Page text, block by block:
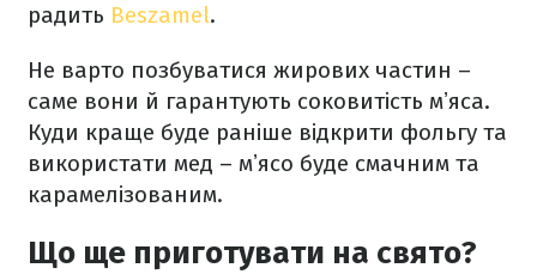
радить Beszamel.
Не варто позбуватися жирових частин –
саме вони й гарантують соковитість мʼяса.
Куди краще буде раніше відкрити фольгу та
використати мед – мʼясо буде смачним та
карамелізованим.
Що ще приготувати на свято?